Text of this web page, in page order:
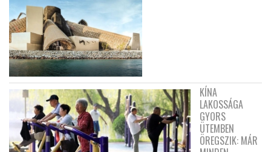
KÍNA
LAKOSSÁGA
GYORS
ÜTEMBEN
ÖREGSZIK: MÁR